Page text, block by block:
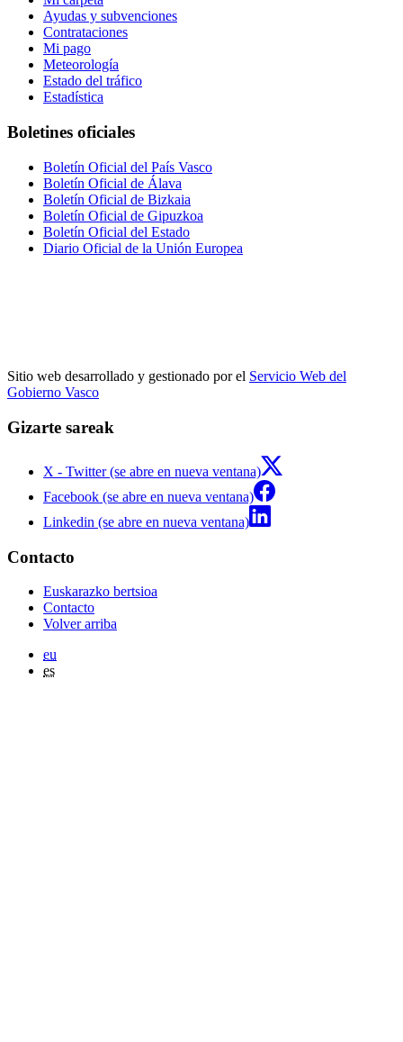
Ayudas y subvenciones
Contrataciones
Mi pago
Meteorología
Estado del tráfico
Estadística
Boletines oficiales
Boletín Oficial del País Vasco
Boletín Oficial de Álava
Boletín Oficial de Bizkaia
Boletín Oficial de Gipuzkoa
Boletín Oficial del Estado
Diario Oficial de la Unión Europea
Sitio web desarrollado y gestionado por el Servicio Web del
Gobierno Vasco
Gizarte sareak
X - Twitter (se abre en nueva ventana)
Facebook (se abre en nueva ventana)
Linkedin (se abre en nueva ventana)
Contacto
Euskarazko bertsioa
Contacto
Volver arriba
eu
es